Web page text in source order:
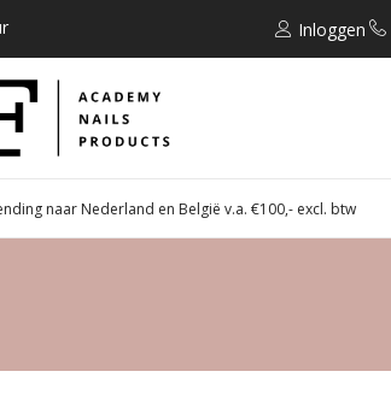
Inloggen
naar Nederland en België v.a. €100,- excl. btw